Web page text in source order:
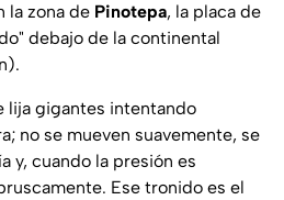
la zona de Pinotepa, la placa de
debajo de la continental
lija gigantes intentando
no se mueven suavemente, se
y, cuando la presión es
Ese tronido es el